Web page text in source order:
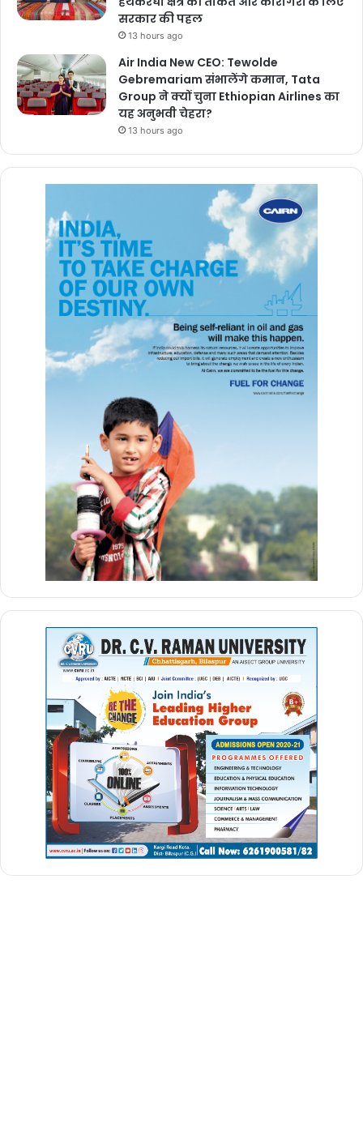
सरकार की पहल
13 hours ago
Air India New CEO: Tewolde
Gebremariam संभालेंगे कमान, Tata
Group ने क्यों चुना Ethiopian Airlines का
यह अनुभवी चेहरा?
13 hours ago